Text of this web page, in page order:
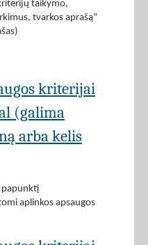
taikymo,
tvarkos aprašą“
kriterijai
(galima
arba kelis
papunktį
aplinkos apsaugos